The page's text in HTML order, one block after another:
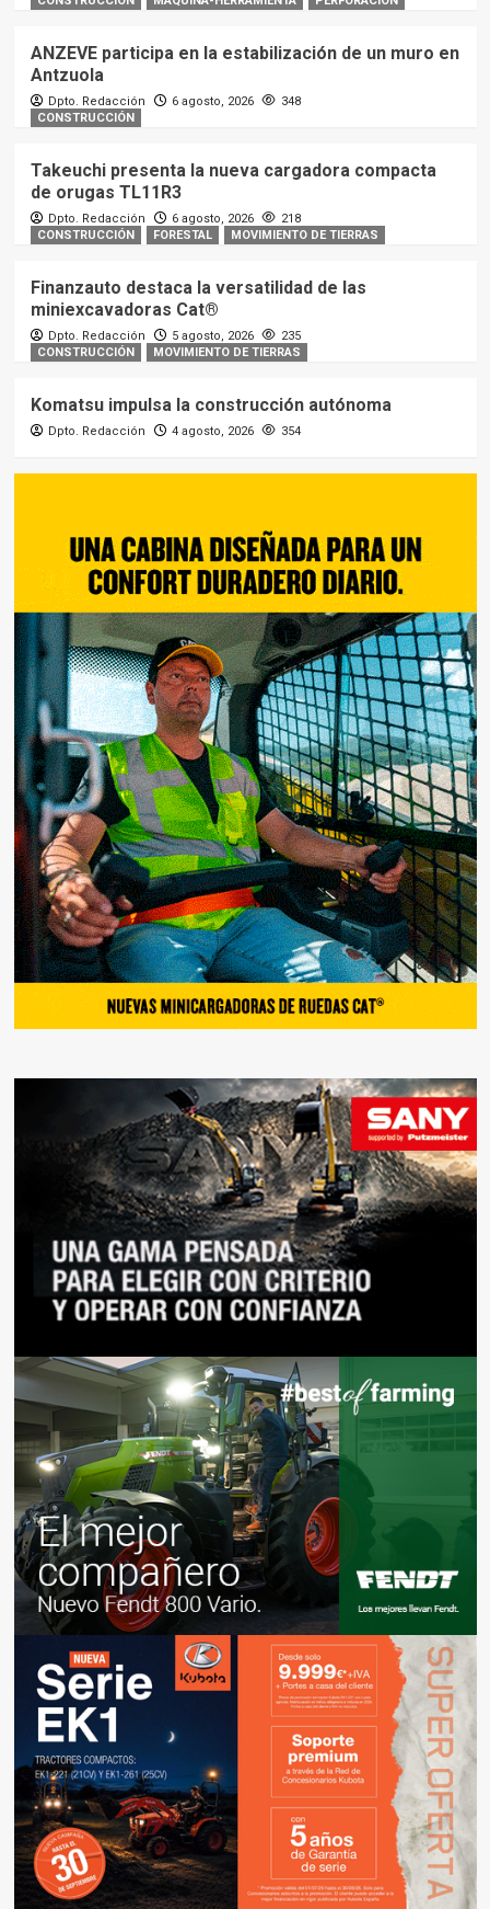
ANZEVE participa en la estabilización de un muro en
Antzuola
Dpto. Redacción 6 agosto, 2026
348
CONSTRUCCIÓN
Takeuchi presenta la nueva cargadora compacta
de orugas TL11R3
Dpto. Redacción 6 agosto, 2026
218
CONSTRUCCIÓN
FORESTAL MOVIMIENTO DE TIERRAS
Finanzauto destaca la versatilidad de las
miniexcavadoras Cat®
Dpto. Redacción 5 agosto, 2026
235
CONSTRUCCIÓN
MOVIMIENTO DE TIERRAS
Komatsu impulsa la construcción autónoma
Dpto. Redacción 4 agosto, 2026 354